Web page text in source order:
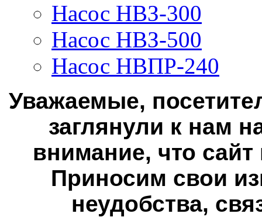
Насос НВЗ-300
Насос НВЗ-500
Насос НВПР-240
Уважаемые,
заглянули к нам
внимание, что сайт
Приносим свои
неудобства,